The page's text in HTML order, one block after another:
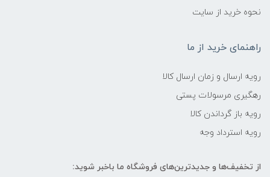
نحوه خرید از سایت
راهنمای خرید از ما
رویه ارسال و زمان ارسال کالا
رهگیری مرسولات پستی
رویه باز گرداندن کالا
رویه استرداد وجه
از تخفیف‌ها و جدیدترین‌های فروشگاه ما باخبر شوید: